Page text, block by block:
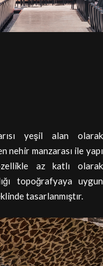
yeşil alan olarak
nehir manzarası ile yapı
az katlı olarak
topoğrafyaya uygun
tasarlanmıştır.